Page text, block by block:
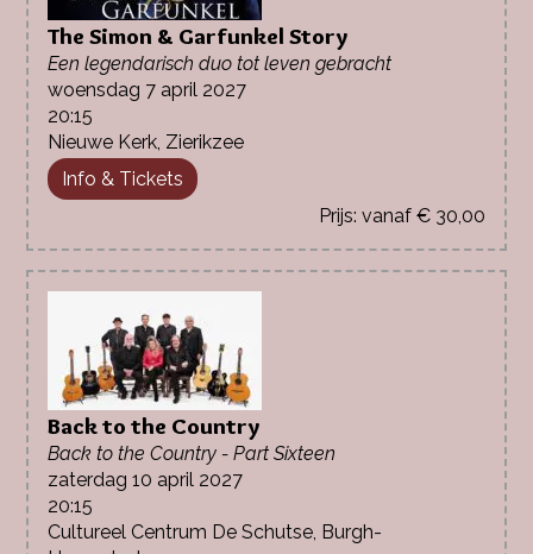
The Simon & Garfunkel Story
Een legendarisch duo tot leven gebracht
woensdag 7 april 2027
20:15
Nieuwe Kerk, Zierikzee
Info & Tickets
vanaf € 30,00
Back to the Country
Back to the Country - Part Sixteen
zaterdag 10 april 2027
20:15
Cultureel Centrum De Schutse, Burgh-